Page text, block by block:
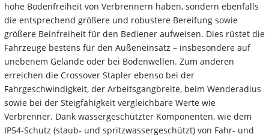
hohe Bodenfreiheit von Verbrennern haben, sondern ebenfalls
die entsprechend größere und robustere Bereifung sowie
größere Beinfreiheit für den Bediener aufweisen. Dies rüstet die
Fahrzeuge bestens für den Außeneinsatz – insbesondere auf
unebenem Gelände oder bei Bodenwellen. Zum anderen
erreichen die Crossover Stapler ebenso bei der
Fahrgeschwindigkeit, der Arbeitsgangbreite, beim Wenderadius
sowie bei der Steigfähigkeit vergleichbare Werte wie
Verbrenner. Dank wassergeschützter Komponenten, wie dem
IP54-Schutz (staub- und spritzwassergeschützt) von Fahr- und